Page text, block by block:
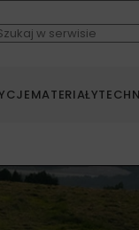
MATERIAŁY